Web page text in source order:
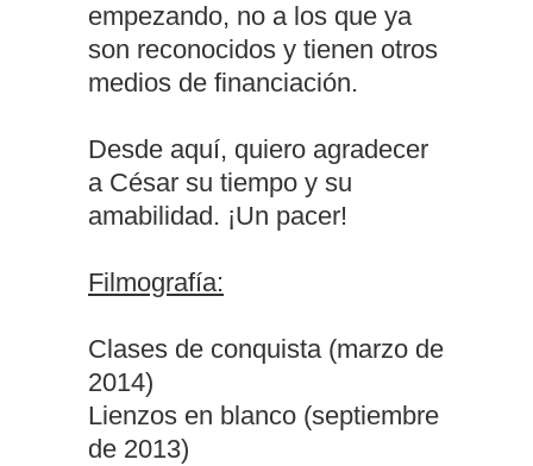
empezando, no a los que ya
son reconocidos y tienen otros
medios de financiación.
Desde aquí, quiero agradecer
a César su tiempo y su
amabilidad. ¡Un pacer!
Filmografía:
Clases de conquista (marzo de
2014)
Lienzos en blanco (septiembre
de 2013)